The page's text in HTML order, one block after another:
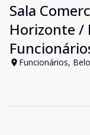
Sala
Horizonte /
Funcionários,